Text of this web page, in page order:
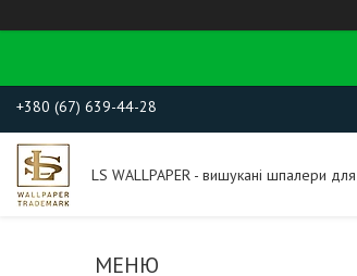
+380 (67) 639-44-28
LS WALLPAPER - вишукані шпалери